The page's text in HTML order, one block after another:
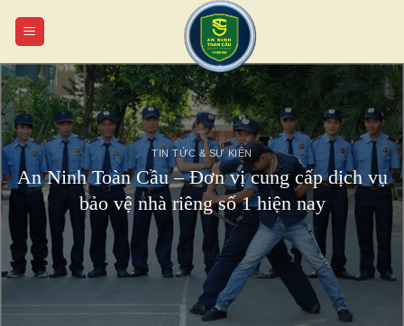
đến
dung
TIN TỨC & SỰ KIỆN
An Ninh Toàn Cầu – Đơn vị cung cấp dịch vụ
bảo vệ nhà riêng số 1 hiện nay